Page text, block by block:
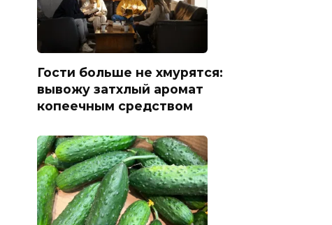
Гости больше не хмурятся:
вывожу затхлый аромат
копеечным средством